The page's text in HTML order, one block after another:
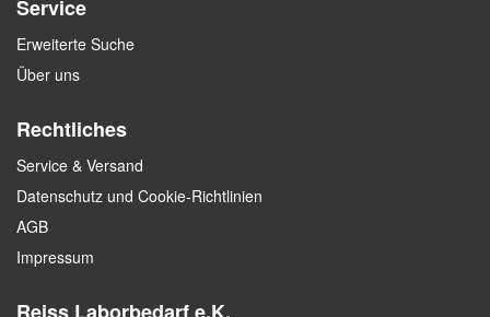
Service
Erweiterte Suche
Über uns
Rechtliches
Service & Versand
Datenschutz und Cookie-Richtlinien
AGB
Impressum